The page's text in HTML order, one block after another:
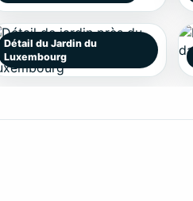
Détail du Jardin du
Luxembourg